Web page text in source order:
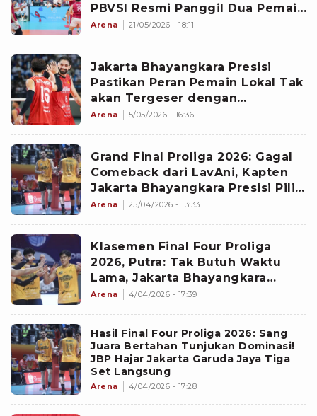
PBVSI Resmi Panggil Dua Pemain
Lagi ke Pelatnas
Arena 21/05/2026 - 18:11
Jakarta Bhayangkara Presisi
Pastikan Peran Pemain Lokal Tak
akan Tergeser dengan
Datangnya Empat Pemain Asing
Arena 5/05/2026 - 16:36
Grand Final Proliga 2026: Gagal
Comeback dari LavAni, Kapten
Jakarta Bhayangkara Presisi Pilih
Fokus Hadapi Laga Kedua
Arena 25/04/2026 - 13:33
Klasemen Final Four Proliga
2026, Putra: Tak Butuh Waktu
Lama, Jakarta Bhayangkara
Presisi Kembali Rebut Posisi
Arena 4/04/2026 - 17:39
Hasil Final Four Proliga 2026: Sang
Juara Bertahan Tunjukan Dominasi!
JBP Hajar Jakarta Garuda Jaya Tiga
Set Langsung
Arena 4/04/2026 - 17:28